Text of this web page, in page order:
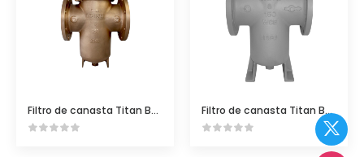
Filtro de canasta Titan BS95 Bronce ASME Clase 150 Filtro de canasta Titan BS85 ASME Clase 150